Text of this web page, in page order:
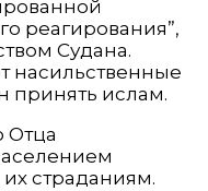
реагирования”,
Судана.
насильственные
принять ислам.
Отца
страданиям.